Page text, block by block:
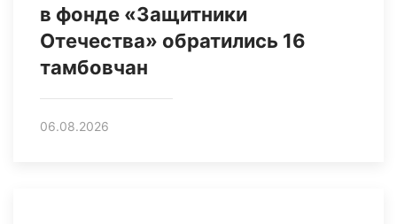
в фонде «Защитники
Отечества» обратились 16
тамбовчан
06.08.2026